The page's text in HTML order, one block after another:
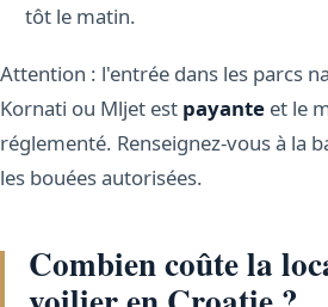
tôt le matin.
Attention : l'entrée dans les parcs
Kornati ou Mljet est payante et le
réglementé. Renseignez-vous à la
les bouées autorisées.
Combien coûte la